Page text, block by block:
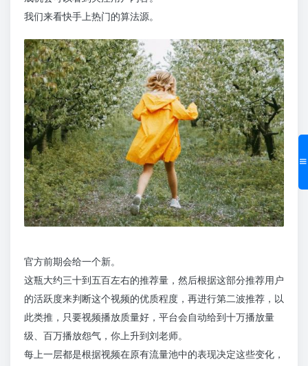
我们来看快手上热门的算法源。
官方前期会给一个新。
这瓶大约三十到五百左右的推荐量，然后根据这部分推荐用户
的活跃度来判断这个视频的优质程度，再进行第二波推荐，以
此类推，只要视频播放质量好，平台会自动给到十万播放量
级、百万播放怨气，你上升到刘老师。
每上一层都是根据视频在原有流量池中的表现决定这些变化，